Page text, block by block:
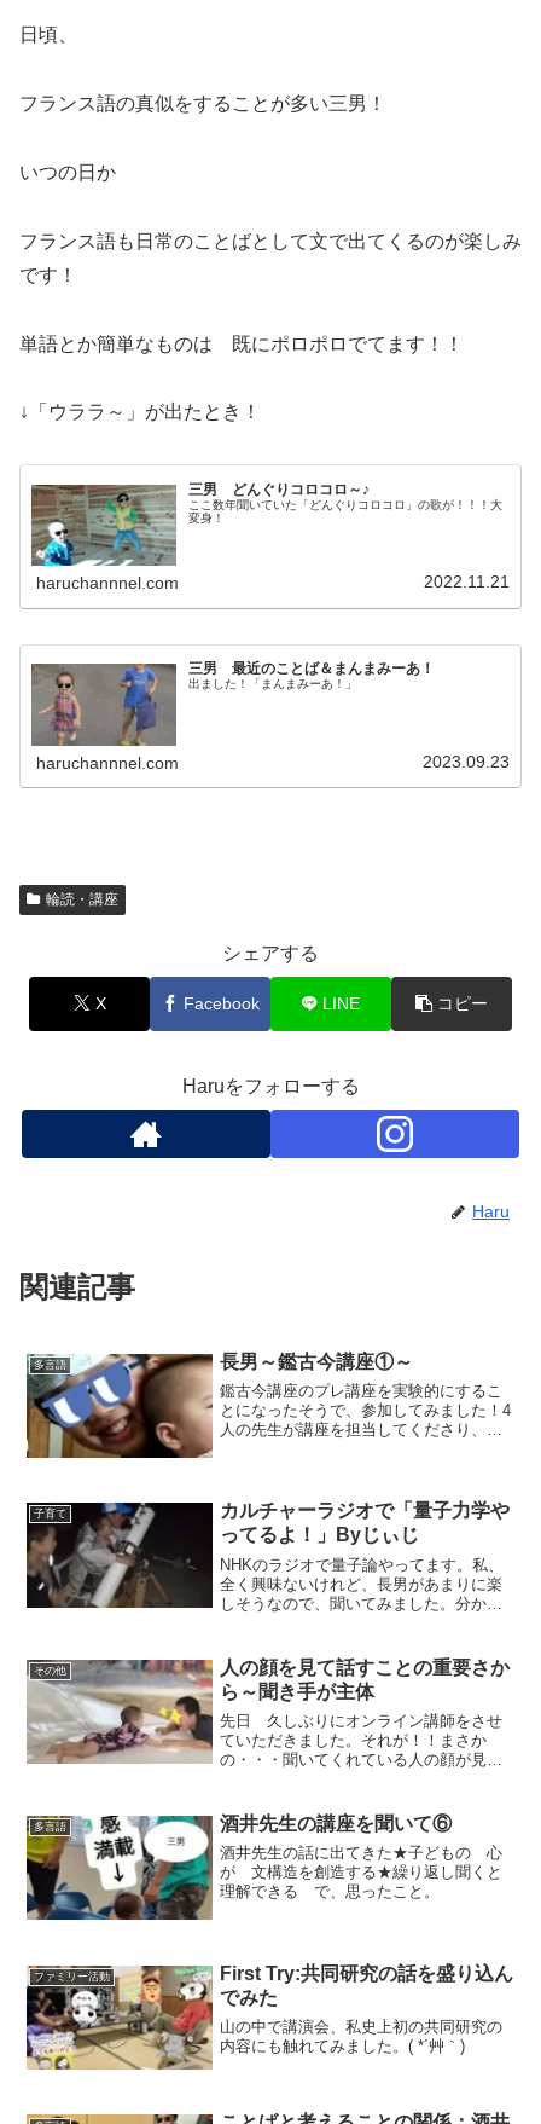
日頃、
フランス語の真似をすることが多い三男！
いつの日か
フランス語も日常のことばとして文で出てくるのが楽しみ
です！
単語とか簡単なものは 既にポロポロでてます！！
↓「ウララ～」が出たとき！
三男 どんぐりコロコロ～♪
ここ数年聞いていた「どんぐりコロコロ」の歌が！！！大
変身！
haruchannnel.com 2022.11.21
三男 最近のことば＆まんまみーあ！
出ました！「まんまみーあ！」
haruchannnel.com 2023.09.23
輪読・講座
シェアする
X Facebook LINE コピー
Haruをフォローする
Haru
関連記事
多言語 長男～鑑古今講座①～
鑑古今講座のプレ講座を実験的にするこ
とになったそうで、参加してみました！4
人の先生が講座を担当してくださり、今
子育て
カルチャーラジオで「量子力学や
ってるよ！」Byじぃじ
NHKのラジオで量子論やってます。私、
全く興味ないけれど、長男があまりに楽
しそうなので、聞いてみました。分から
なぁ～～
その他
人の顔を見て話すことの重要さか
ら～聞き手が主体
先日 久しぶりにオンライン講師をさせ
ていただきました。それが！！まさか
の・・・聞いてくれている人の顔が見え
の時はうまくいかず...＊どうやら最近ま
たZoomの更新か何か...
多言語 酒井先生の講座を聞いて⑥
酒井先生の話に出てきた★子どもの 心
が 文構造を創造する★繰り返し聞くと
理解できる で、思ったこと。
ファミリー活動
First Try:共同研究の話を盛り込ん
でみた
山の中で講演会、私史上初の共同研究の
内容にも触れてみました。( *´艸｀)